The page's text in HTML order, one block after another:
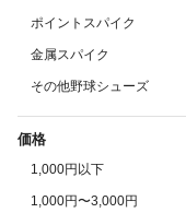
ポイントスパイク
金属スパイク
その他野球シューズ
価格
1,000円以下
1,000円〜3,000円